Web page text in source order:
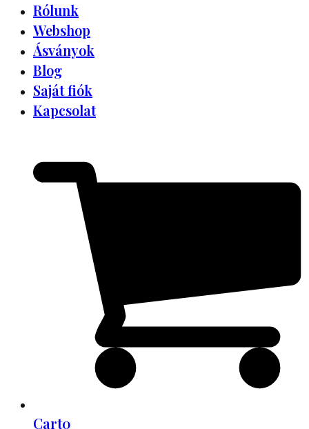
Rólunk
Webshop
Ásványok
Blog
Saját fiók
Kapcsolat
Cart0